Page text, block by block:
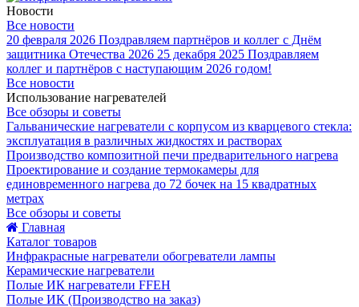
Новости
Все новости
20 февраля 2026 Поздравляем партнёров и коллег с Днём
защитника Отечества 2026 25 декабря 2025 Поздравляем
коллег и партнёров с наступающим 2026 годом!
Все новости
Использование нагревателей
Все обзоры и советы
Гальванические нагреватели с корпусом из кварцевого стекла:
эксплуатация в различных жидкостях и растворах
Производство композитной печи предварительного нагрева
Проектирование и создание термокамеры для
единовременного нагрева до 72 бочек на 15 квадратных
метрах
Все обзоры и советы
Главная
Каталог товаров
Инфракрасные нагреватели обогреватели лампы
Керамические нагреватели
Полые ИК нагреватели FFEH
Полые ИК (Производство на заказ)